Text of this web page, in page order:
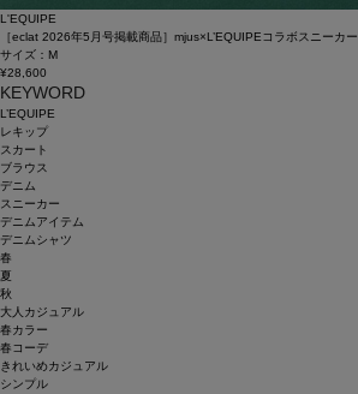
L'EQUIPE
［eclat 2026年5月号掲載商品］mjus×L’EQUIPEコラボスニーカー
サイズ：M
¥28,600
KEYWORD
L’EQUIPE
レキップ
スカート
ブラウス
デニム
スニーカー
デニムアイテム
デニムシャツ
春
夏
秋
大人カジュアル
春カラー
春コーデ
きれいめカジュアル
シンプル